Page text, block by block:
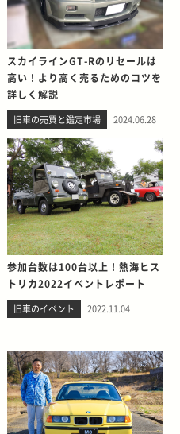
スカイラインGT-Rのリセールは
高い！より高く売るためのコツを
詳しく解説
旧車の売買と鑑定市場 2024.06.28
参加台数は100台以上！熱海ヒス
トリカ2022イベントレポート
旧車のイベント 2022.11.04